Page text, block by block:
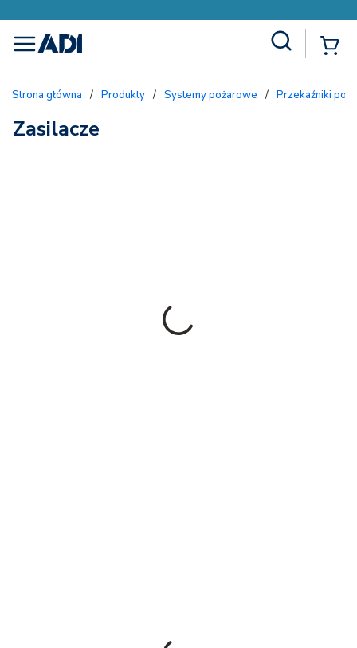
menu
Strona główna / Produkty / Systemy pożarowe / Przekaźniki
Zasilacze